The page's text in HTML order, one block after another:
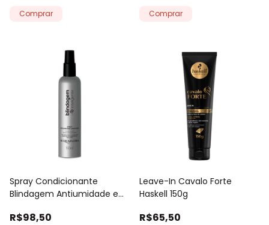
Spray Condicionante
Blindagem Antiumidade e
R$98,50
Leave-In Cavalo Forte
Haskell 150g
R$65,50